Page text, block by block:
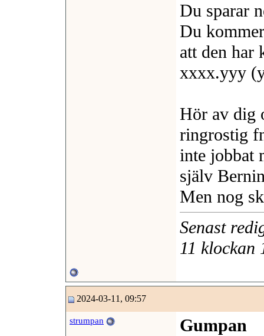
Du sparar
Du
att den har
xxxx.yyy
Hör av dig
ringrostig
inte jobbat
själv
Men nog
Senast
11 klockan
2024-03-11, 09:57
strumpan
Gumpan